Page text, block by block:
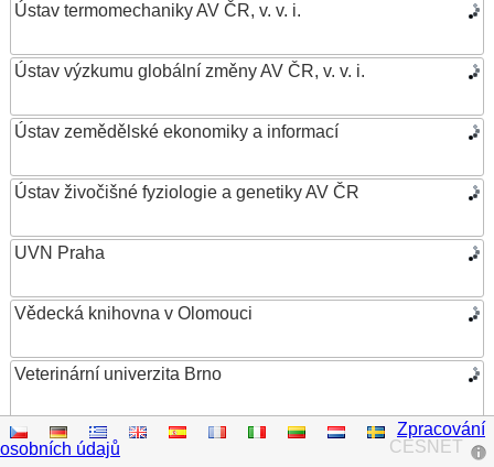
Ústav termomechaniky AV ČR, v. v. i.
Ústav výzkumu globální změny AV ČR, v. v. i.
Ústav zemědělské ekonomiky a informací
Ústav živočišné fyziologie a genetiky AV ČR
UVN Praha
Vědecká knihovna v Olomouci
Veterinární univerzita Brno
VŠB – Technická univerzita Ostrava
CESNET
Zpracování
osobních údajů